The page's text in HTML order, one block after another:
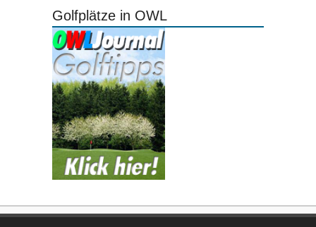
Golfplätze in OWL